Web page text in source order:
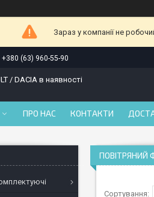
Зараз у компанії не
+380 (63) 960-55-90
/ DACIA в наявності
ПРО НАС КОНТАКТИ
ПОВІТРЯНИЙ